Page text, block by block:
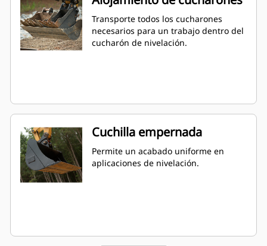
Transporte todos los cucharones
necesarios para un trabajo dentro del
cucharón de nivelación.
Cuchilla empernada
Permite un acabado uniforme en
aplicaciones de nivelación.